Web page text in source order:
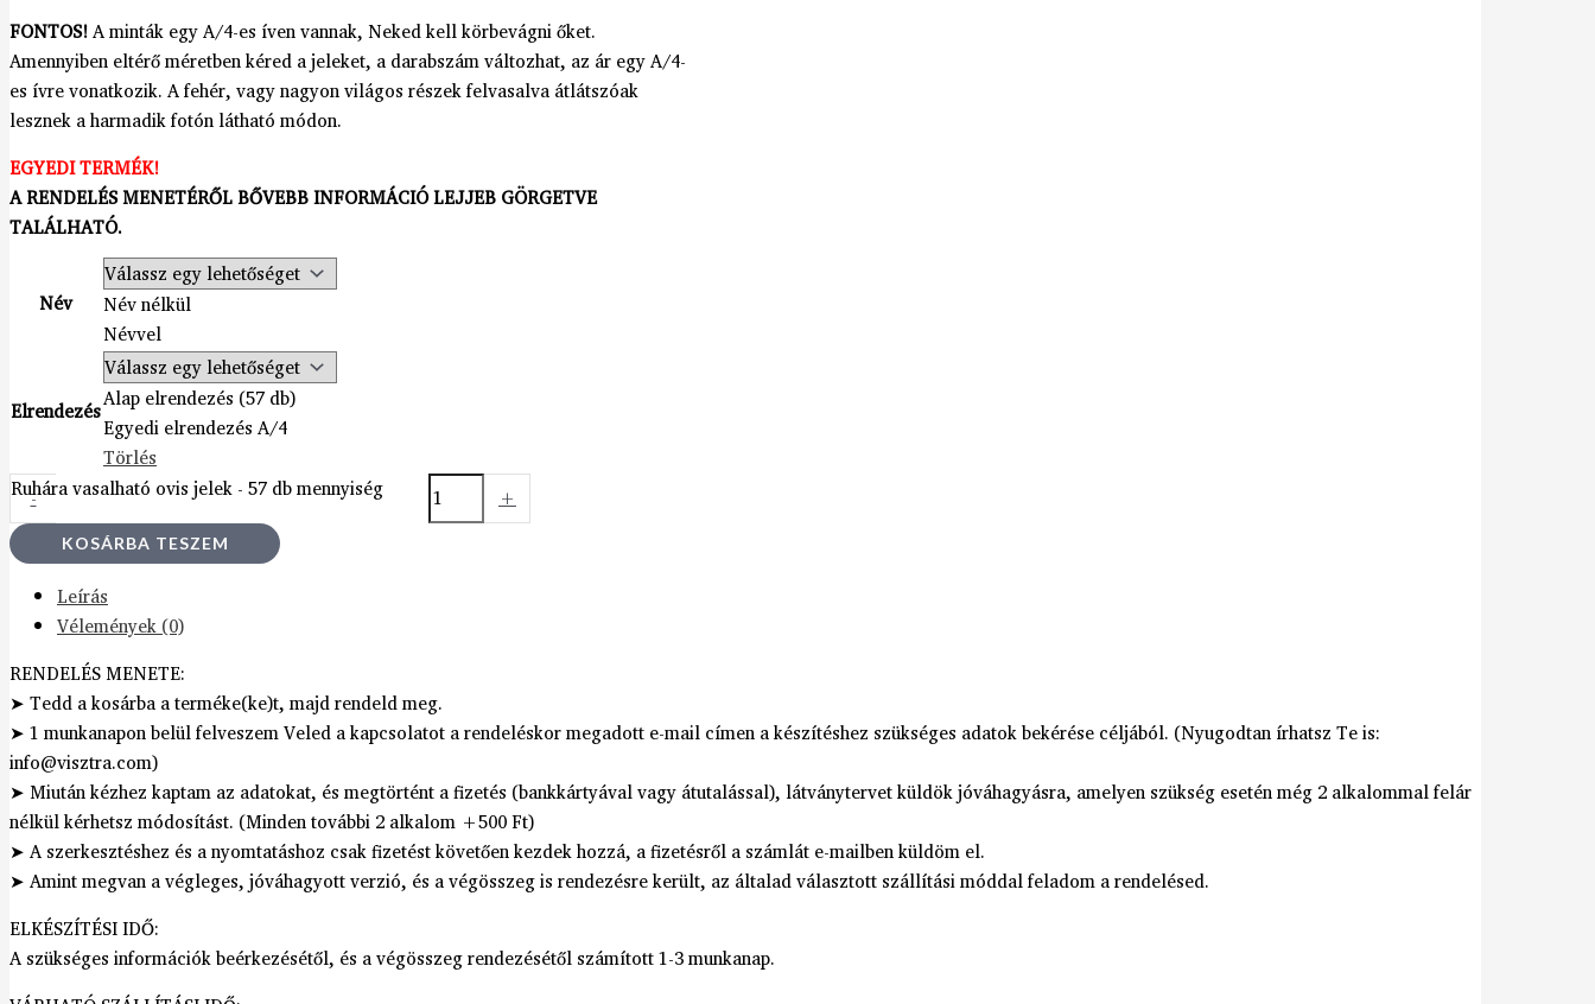
FONTOS!A minták egy A/4-es íven vannak, Neked kell körbevágni őket.
Amennyiben eltérő méretben kéred a jeleket, a darabszám változhat, az ár egy A/4-
es ívre vonatkozik. A fehér, vagy nagyon világos részek felvasalva átlátszóak
lesznek a harmadik fotón látható módon.
EGYEDI TERMÉK!
A RENDELÉS MENETÉRŐL BŐVEBB INFORMÁCIÓ LEJJEB GÖRGETVE
TALÁLHATÓ.
Név
Név nélkül
Névvel
ElrendezésAlap elrendezés (57 db)
Egyedi elrendezés A/4
Törlés
-
Ruhára vasalható ovis jelek - 57 db mennyiség +
KOSÁRBA TESZEM
Leírás
Vélemények (0)
RENDELÉS MENETE:
➤ Tedd a kosárba a terméke(ke)t, majd rendeld meg.
➤ 1 munkanapon belül felveszem Veled a kapcsolatot a rendeléskor megadott e-mail címen a készítéshez szükséges adatok bekérése céljából. (Nyugodtan írhatsz Te is:
info@visztra.com)
➤ Miután kézhez kaptam az adatokat, és megtörtént a fizetés (bankkártyával vagy átutalással), látványtervet küldök jóváhagyásra, amelyen szükség esetén még 2 alkalommal felár
nélkül kérhetsz módosítást. (Minden további 2 alkalom +500 Ft)
➤ A szerkesztéshez és a nyomtatáshoz csak fizetést követően kezdek hozzá, a fizetésről a számlát e-mailben küldöm el.
➤ Amint megvan a végleges, jóváhagyott verzió, és a végösszeg is rendezésre került, az általad választott szállítási móddal feladom a rendelésed.
ELKÉSZÍTÉSI IDŐ:
A szükséges információk beérkezésétől, és a végösszeg rendezésétől számított 1-3 munkanap.